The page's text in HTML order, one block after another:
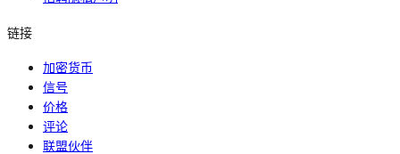
链接
加密货币
信号
价格
评论
联盟伙伴